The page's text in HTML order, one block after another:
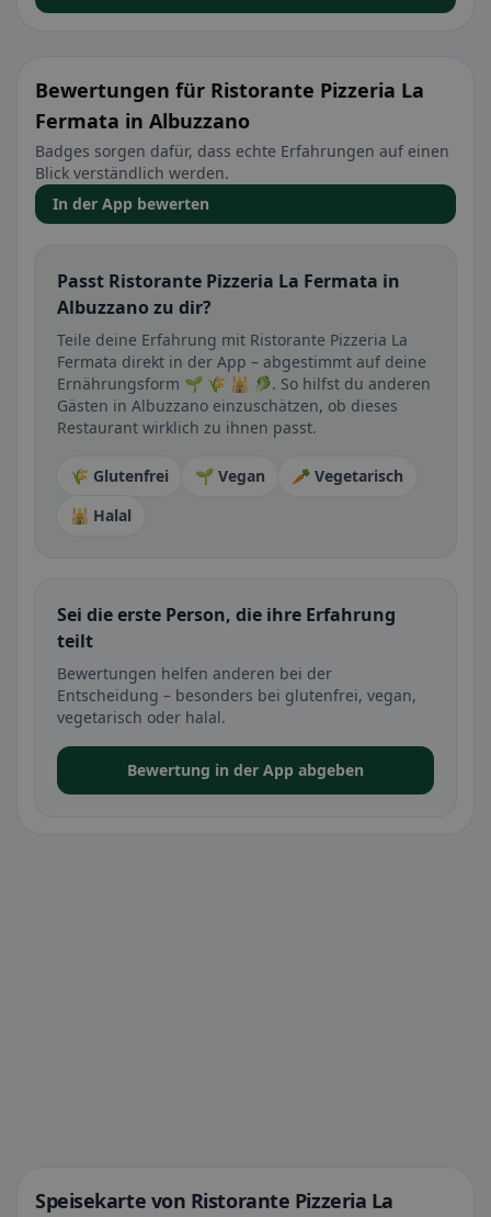
Bewertungen für Ristorante Pizzeria La
Fermata in Albuzzano
Badges sorgen dafür, dass echte Erfahrungen auf einen
Blick verständlich werden.
In der App bewerten
Passt Ristorante Pizzeria La Fermata in
Albuzzano zu dir?
Teile deine Erfahrung mit Ristorante Pizzeria La
Fermata direkt in der App – abgestimmt auf deine
Ernährungsform 🌱 🌾 🕌 🥬. So hilfst du anderen
Gästen in Albuzzano einzuschätzen, ob dieses
Restaurant wirklich zu ihnen passt.
🌾 Glutenfrei 🌱 Vegan
🥕 Vegetarisch
🕌 Halal
Sei die erste Person, die ihre Erfahrung
teilt
Bewertungen helfen anderen bei der
Entscheidung – besonders bei glutenfrei, vegan,
vegetarisch oder halal.
Bewertung in der App abgeben
Speisekarte von Ristorante Pizzeria La